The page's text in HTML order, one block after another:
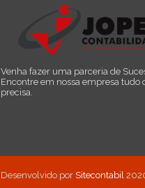
Venha fazer uma parceria de
Encontre em nossa empresa tudo
precisa.
Desenvolvido por Sitecontabil